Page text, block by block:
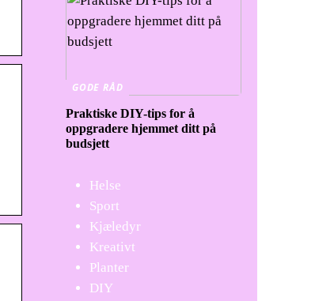
GODE RÅD
Praktiske DIY-tips for å
oppgradere hjemmet ditt på
budsjett
Helse
Sport
Kjæledyr
Kreativt
Planter
DIY